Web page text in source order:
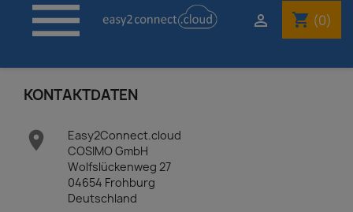
 shopping_cart (0)

KONTAKTDATEN

Easy2Connect.cloud
COSIMO GmbH
Wolfslückenweg 27
04654 Frohburg
Deutschland